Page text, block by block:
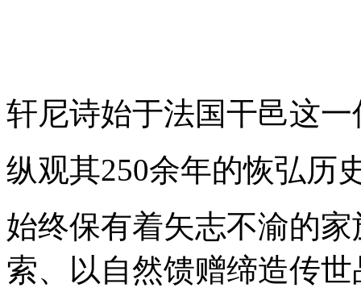
轩尼诗始于法国干邑这
纵观其250余年的恢弘历
始终保有着矢志不渝的
索、以自然馈赠缔造传世